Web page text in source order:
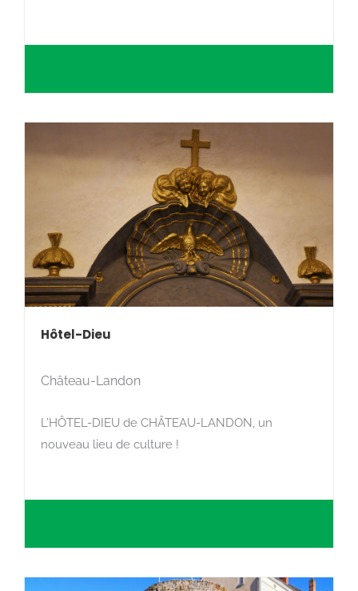
Hôtel-Dieu
Château-Landon
L’HÔTEL-DIEU de CHÂTEAU-LANDON, un
nouveau lieu de culture !